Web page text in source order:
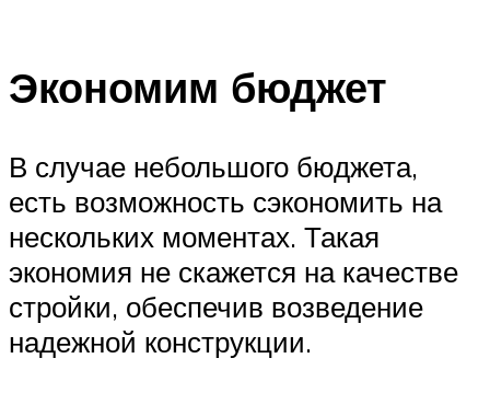
Экономим бюджет
В случае небольшого бюджета,
есть возможность сэкономить на
нескольких моментах. Такая
экономия не скажется на качестве
стройки, обеспечив возведение
надежной конструкции.